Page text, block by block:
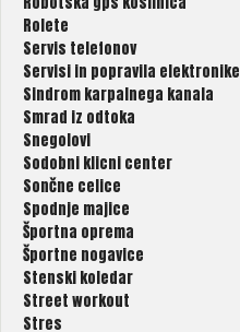
Rolete
Servis telefonov
Servisi in popravila elektronike
Sindrom karpalnega kanala
Smrad iz odtoka
Snegolovi
Sodobni klicni center
Sončne celice
Spodnje majice
Športna oprema
Športne nogavice
Stenski koledar
Street workout
Stres